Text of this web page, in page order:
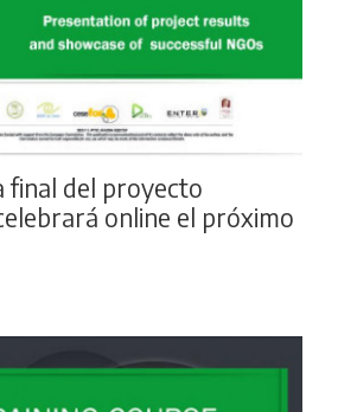
final del proyecto
online el próximo